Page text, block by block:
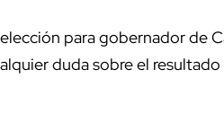
para gobernador de
duda sobre el